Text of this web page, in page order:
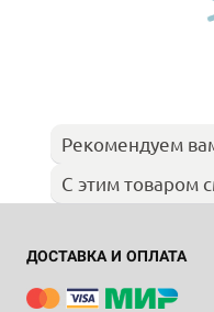
Рекомендуем
С этим товаром
ДОСТАВКА И ОПЛАТА